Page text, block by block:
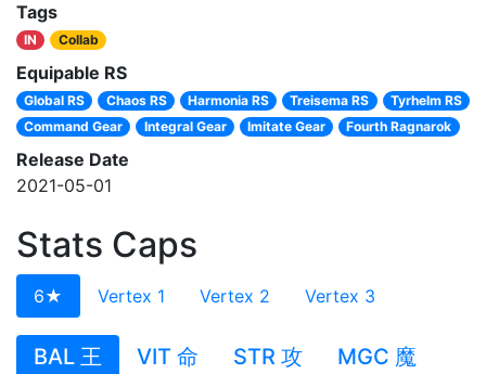
Tags
IN Collab
Equipable RS
Global RS Chaos RS Harmonia RS Treisema RS
Tyrhelm RS
Command Gear
Integral Gear Imitate Gear Fourth Ragnarok
Release Date
2021-05-01
Stats Caps
6★ Vertex 1 Vertex 2 Vertex 3
BAL 王 VIT 命 STR 攻
MGC 魔